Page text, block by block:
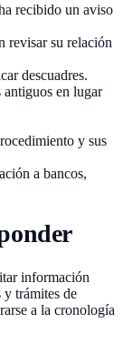
recibido un aviso
revisar su relación
descuadres.
en lugar
y sus
a bancos,
información
trámites de
a la cronología